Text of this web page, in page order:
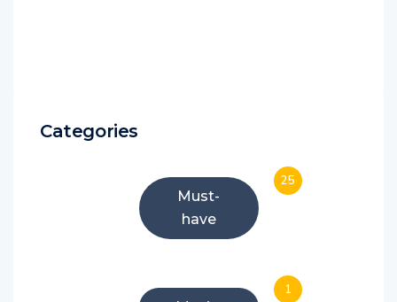
Categories
Must-
have
25
1